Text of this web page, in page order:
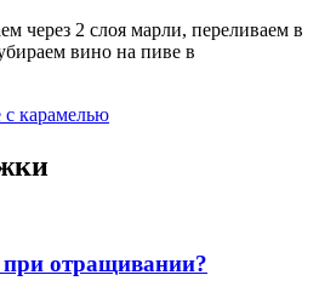
через 2 слоя марли, переливаем в
вино на пиве в
карамелью
отращивании?